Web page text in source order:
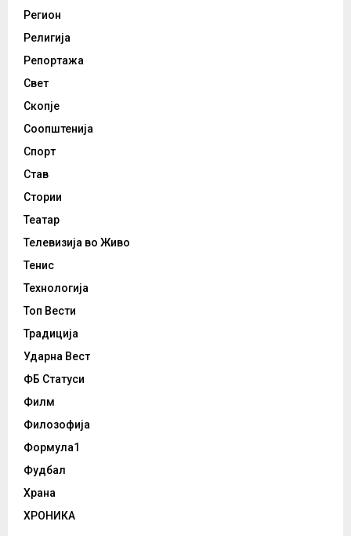
Регион
Религија
Репортажа
Свет
Скопје
Соопштенија
Спорт
Став
Стории
Театар
Телевизија во Живо
Тенис
Технологија
Топ Вести
Традиција
Ударна Вест
ФБ Статуси
Филм
Филозофија
Формула1
Фудбал
Храна
ХРОНИКА